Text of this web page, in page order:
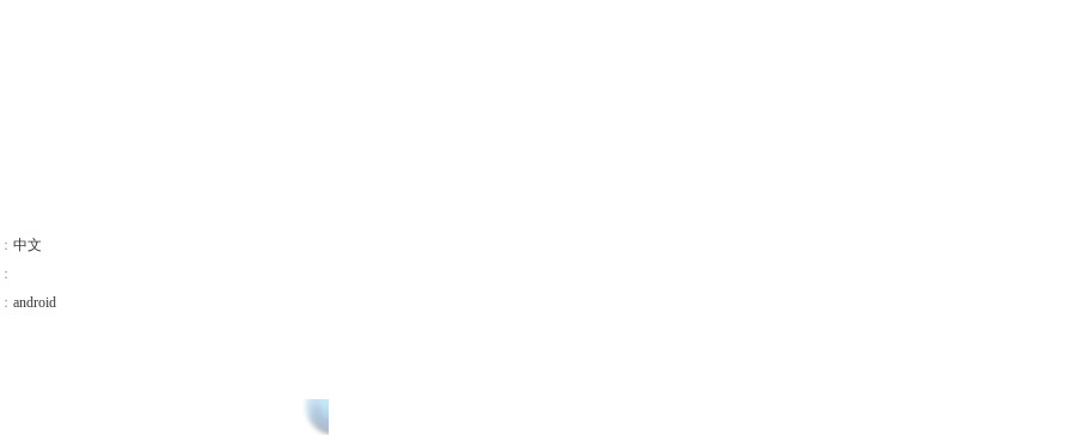
中文
android